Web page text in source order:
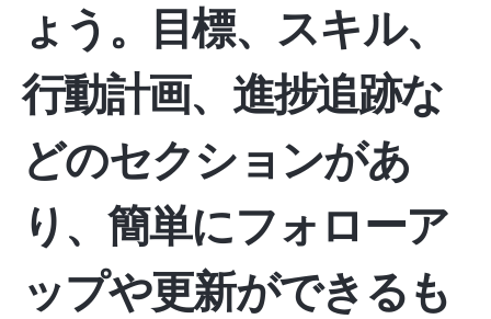
ょう。目標、スキル、
行動計画、進捗追跡な
どのセクションがあ
り、簡単にフォローア
ップや更新ができるも